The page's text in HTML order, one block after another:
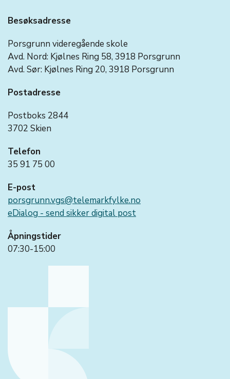
Besøksadresse
Porsgrunn videregående skole
Avd. Nord: Kjølnes Ring 58, 3918 Porsgrunn
Avd. Sør: Kjølnes Ring 20, 3918 Porsgrunn
Postadresse
Postboks 2844
3702 Skien
Telefon
35 91 75 00
E-post
porsgrunn.vgs@telemarkfylke.no
eDialog - send sikker digital post
Åpningstider
07:30-15:00